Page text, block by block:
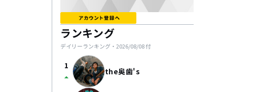
ランキング
デイリーランキング・ 2026/08/08付
1
arrow_drop_up the奥歯's